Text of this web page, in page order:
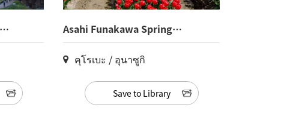
Asahi Funakawa Spring
Quartet(4)
คุโรเบะ / อุนาซูกิ
Save to Library